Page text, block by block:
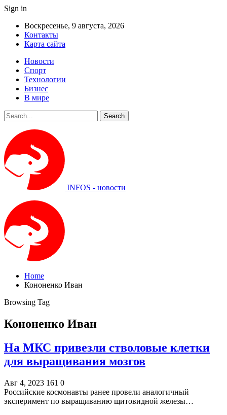
Sign in
Воскресенье, 9 августа, 2026
Контакты
Карта сайта
Новости
Спорт
Технологии
Бизнес
В мире
INFOS - новости
Home
Кононенко Иван
Browsing Tag
Кононенко Иван
На МКС привезли стволовые клетки
для выращивания мозгов
Авг 4, 2023 161 0
Российские космонавты ранее провели аналогичный
эксперимент по выращиванию щитовидной железы…